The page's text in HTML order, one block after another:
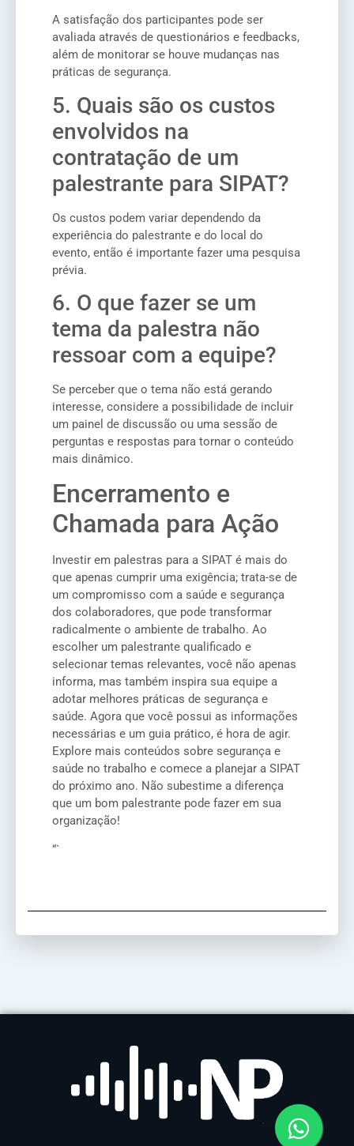
A satisfação dos participantes pode ser
avaliada através de questionários e feedbacks,
além de monitorar se houve mudanças nas
práticas de segurança.
5. Quais são os custos
envolvidos na
contratação de um
palestrante para SIPAT?
Os custos podem variar dependendo da
experiência do palestrante e do local do
evento, então é importante fazer uma pesquisa
prévia.
6. O que fazer se um
tema da palestra não
ressoar com a equipe?
Se perceber que o tema não está gerando
interesse, considere a possibilidade de incluir
um painel de discussão ou uma sessão de
perguntas e respostas para tornar o conteúdo
mais dinâmico.
Encerramento e
Chamada para Ação
Investir em palestras para a SIPAT é mais do
que apenas cumprir uma exigência; trata-se de
um compromisso com a saúde e segurança
dos colaboradores, que pode transformar
radicalmente o ambiente de trabalho. Ao
escolher um palestrante qualificado e
selecionar temas relevantes, você não apenas
informa, mas também inspira sua equipe a
adotar melhores práticas de segurança e
saúde. Agora que você possui as informações
necessárias e um guia prático, é hora de agir.
Explore mais conteúdos sobre segurança e
saúde no trabalho e comece a planejar a SIPAT
do próximo ano. Não subestime a diferença
que um bom palestrante pode fazer em sua
organização!
“`